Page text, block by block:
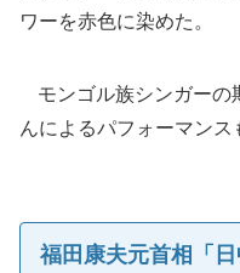
ワーを赤色に染めた。
モンゴル族シンガーの
んによるパフォーマンス
福田康夫元首相「